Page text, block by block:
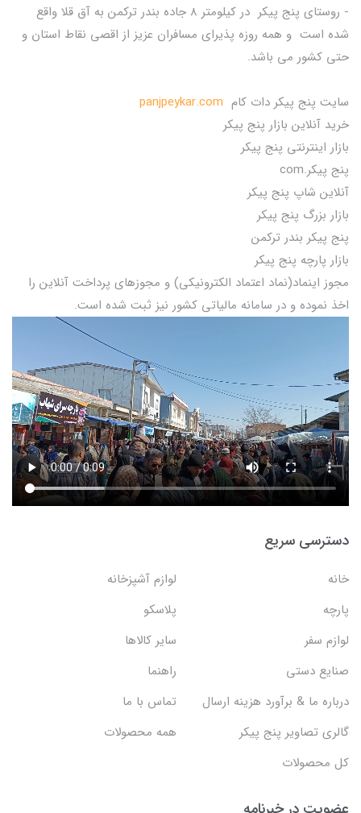
- روستای پنج پیکر در کیلومتر 8 جاده بندر ترکمن به آق قلا واقع
شده است و همه روزه پذیرای مسافران عزیز از اقصی نقاط استان و
حتی کشور می باشد.
سایت پنج پیکر دات کام panjpeykar.com
خرید آنلاین بازار پنج پیکر
بازار اینترنتی پنج پیکر
پنج پیکر.com
آنلاین شاپ پنج پیکر
بازار بزرگ پنج پیکر
پنج پیکر بندر ترکمن
بازار پارچه پنج پیکر
مجوز اینماد(نماد اعتماد الکترونیکی) و مجوزهای پرداخت آنلاین را
اخذ نموده و در سامانه مالیاتی کشور نیز ثبت شده است.
دسترسی سریع
خانه
لوازم آشپزخانه
پارچه
پلاسکو
لوازم سفر
سایر کالاها
صنایع دستی
راهنما
درباره ما & برآورد هزینه ارسال
تماس با ما
گالری تصاویر پنج پیکر
همه محصولات
کل محصولات